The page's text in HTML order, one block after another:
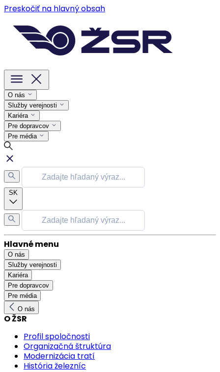
Preskočiť na hlavný obsah
O nás
Služby verejnosti
Kariéra
Pre dopravcov
Pre média
SK
Hlavné menu
O nás
Služby verejnosti
Kariéra
Pre dopravcov
Pre média
O nás
O ŽSR
Profil spoločnosti
Organizačná štruktúra
Modernizácia tratí
História železníc